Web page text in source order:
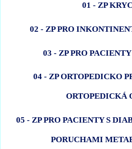
01 - ZP
02 - ZP PRO
03 - ZP PRO
04 - ZP ORTOPEDICKO
ORTOPEDICKÁ
05 - ZP PRO PACIENTY S
PORUCHAMI